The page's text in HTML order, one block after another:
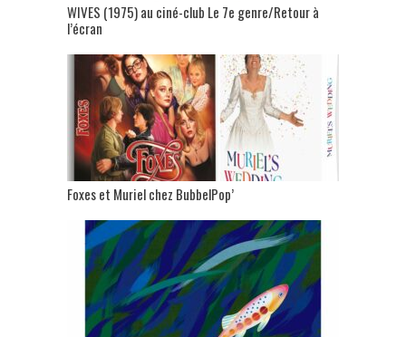
WIVES (1975) au ciné-club Le 7e genre/Retour à
l’écran
Foxes et Muriel chez BubbelPop’